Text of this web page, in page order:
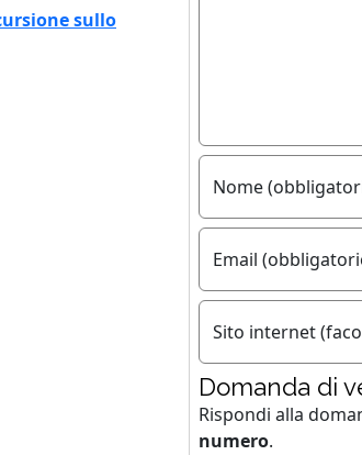
sullo
Nome
Email
Sito internet
Domanda di
Rispondi alla
numero.